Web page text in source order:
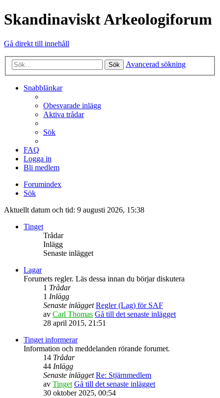
Skandinaviskt Arkeologiforum
Gå direkt till innehåll
Sök Avancerad sökning
Snabblänkar
Obesvarade inlägg
Aktiva trådar
Sök
FAQ
Logga in
Bli medlem
Forumindex
Sök
Aktuellt datum och tid: 9 augusti 2026, 15:38
Tinget
Trådar
Inlägg
Senaste inlägget
Lagar
Forumets regler. Läs dessa innan du börjar diskutera
1 Trådar
1 Inlägg
Senaste inlägget Regler (Lag) för SAF
av Carl Thomas Gå till det senaste inlägget
28 april 2015, 21:51
Tinget informerar
Information och meddelanden rörande forumet.
14 Trådar
44 Inlägg
Senaste inlägget Re: Stjärnmedlem
av Tinget Gå till det senaste inlägget
30 oktober 2025, 00:54